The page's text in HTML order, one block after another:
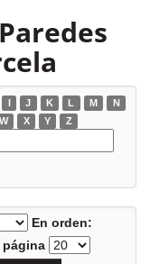
I J K L M
N
W X Y Z
En orden:
página